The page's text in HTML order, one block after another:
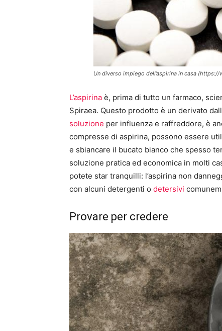
Un diverso impiego dell’aspirina in casa
L’aspirina è, prima di tutto un farmaco,
Spiraea. Questo prodotto è un derivato
soluzione per influenza e raffreddore, è
compresse di aspirina, possono essere
e sbiancare il bucato bianco che spesso
soluzione pratica ed economica in molti
potete star tranquilli: l’aspirina non
con alcuni detergenti o detersivi
Provare per credere